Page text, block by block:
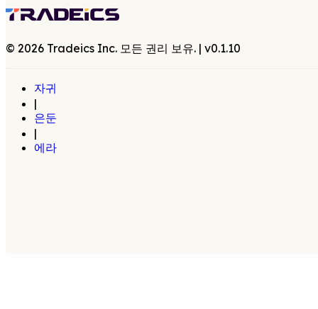
© 2026 Tradeics Inc. 모든 권리 보유. | v0.1.10
자귀
|
은둔
|
에라